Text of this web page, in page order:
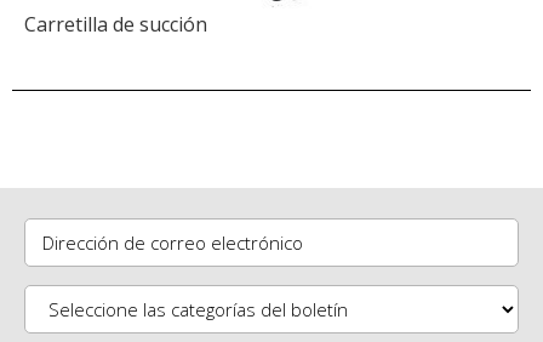
Carretilla de succión
Dirección de correo electrónico